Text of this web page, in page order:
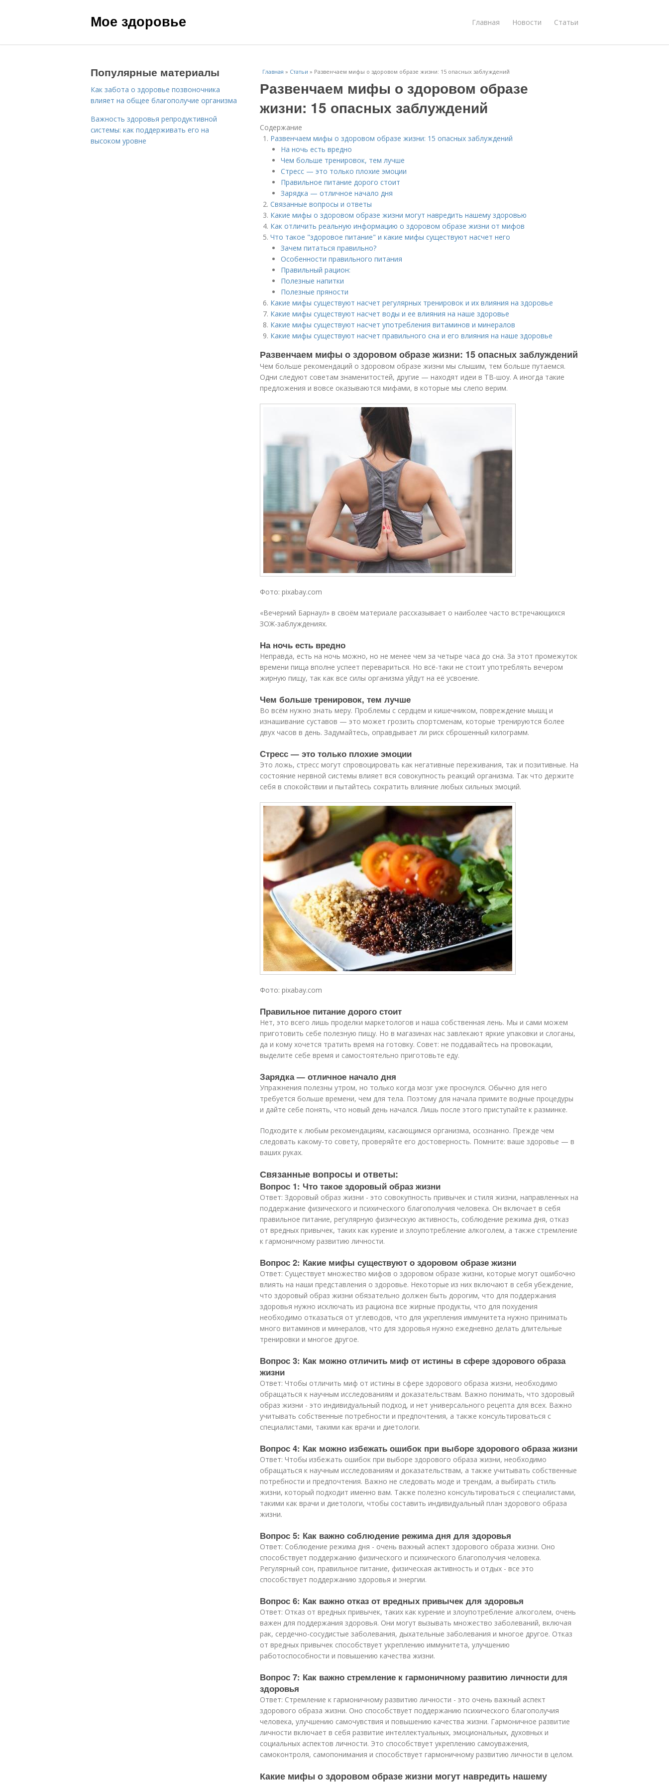
Мое здоровье Главная Новости Статьи
Главная » Статьи » Развенчаем мифы о здоровом образе жизни: 15 опасных заблуждений
Развенчаем мифы о здоровом образе
жизни: 15 опасных заблуждений
Содержание
Развенчаем мифы о здоровом образе жизни: 15 опасных заблуждений
На ночь есть вредно
Чем больше тренировок, тем лучше
Стресс — это только плохие эмоции
Правильное питание дорого стоит
Зарядка — отличное начало дня
Связанные вопросы и ответы
Какие мифы о здоровом образе жизни могут навредить нашему здоровью
Как отличить реальную информацию о здоровом образе жизни от мифов
Что такое "здоровое питание" и какие мифы существуют насчет него
Зачем питаться правильно?
Особенности правильного питания
Правильный рацион:
Полезные напитки
Полезные пряности
Какие мифы существуют насчет регулярных тренировок и их влияния на здоровье
Какие мифы существуют насчет воды и ее влияния на наше здоровье
Какие мифы существуют насчет употребления витаминов и минералов
Какие мифы существуют насчет правильного сна и его влияния на наше здоровье
Развенчаем мифы о здоровом образе жизни: 15 опасных заблуждений
Чем больше рекомендаций о здоровом образе жизни мы слышим, тем больше путаемся.
Одни следуют советам знаменитостей, другие — находят идеи в ТВ-шоу. А иногда такие
предложения и вовсе оказываются мифами, в которые мы слепо верим.
Фото: pixabay.com
«Вечерний Барнаул» в своём материале рассказывает о наиболее часто встречающихся
ЗОЖ-заблуждениях.
На ночь есть вредно
Неправда, есть на ночь можно, но не менее чем за четыре часа до сна. За этот промежуток
времени пища вполне успеет перевариться. Но всё-таки не стоит употреблять вечером
жирную пищу, так как все силы организма уйдут на её усвоение.
Чем больше тренировок, тем лучше
Во всём нужно знать меру. Проблемы с сердцем и кишечником, повреждение мышц и
изнашивание суставов — это может грозить спортсменам, которые тренируются более
двух часов в день. Задумайтесь, оправдывает ли риск сброшенный килограмм.
Стресс — это только плохие эмоции
Это ложь, стресс могут спровоцировать как негативные переживания, так и позитивные. На
состояние нервной системы влияет вся совокупность реакций организма. Так что держите
себя в спокойствии и пытайтесь сократить влияние любых сильных эмоций.
Фото: pixabay.com
Правильное питание дорого стоит
Нет, это всего лишь проделки маркетологов и наша собственная лень. Мы и сами можем
приготовить себе полезную пищу. Но в магазинах нас завлекают яркие упаковки и слоганы,
да и кому хочется тратить время на готовку. Совет: не поддавайтесь на провокации,
выделите себе время и самостоятельно приготовьте еду.
Зарядка — отличное начало дня
Упражнения полезны утром, но только когда мозг уже проснулся. Обычно для него
требуется больше времени, чем для тела. Поэтому для начала примите водные процедуры
и дайте себе понять, что новый день начался. Лишь после этого приступайте к разминке.
Подходите к любым рекомендациям, касающимся организма, осознанно. Прежде чем
следовать какому-то совету, проверяйте его достоверность. Помните: ваше здоровье — в
ваших руках.
Связанные вопросы и ответы:
Вопрос 1: Что такое здоровый образ жизни
Ответ: Здоровый образ жизни - это совокупность привычек и стиля жизни, направленных на
поддержание физического и психического благополучия человека. Он включает в себя
правильное питание, регулярную физическую активность, соблюдение режима дня, отказ
от вредных привычек, таких как курение и злоупотребление алкоголем, а также стремление
к гармоничному развитию личности.
Вопрос 2: Какие мифы существуют о здоровом образе жизни
Ответ: Существует множество мифов о здоровом образе жизни, которые могут ошибочно
влиять на наши представления о здоровье. Некоторые из них включают в себя убеждение,
что здоровый образ жизни обязательно должен быть дорогим, что для поддержания
здоровья нужно исключать из рациона все жирные продукты, что для похудения
необходимо отказаться от углеводов, что для укрепления иммунитета нужно принимать
много витаминов и минералов, что для здоровья нужно ежедневно делать длительные
тренировки и многое другое.
Вопрос 3: Как можно отличить миф от истины в сфере здорового образа
жизни
Ответ: Чтобы отличить миф от истины в сфере здорового образа жизни, необходимо
обращаться к научным исследованиям и доказательствам. Важно понимать, что здоровый
образ жизни - это индивидуальный подход, и нет универсального рецепта для всех. Важно
учитывать собственные потребности и предпочтения, а также консультироваться с
специалистами, такими как врачи и диетологи.
Вопрос 4: Как можно избежать ошибок при выборе здорового образа жизни
Ответ: Чтобы избежать ошибок при выборе здорового образа жизни, необходимо
обращаться к научным исследованиям и доказательствам, а также учитывать собственные
потребности и предпочтения. Важно не следовать моде и трендам, а выбирать стиль
жизни, который подходит именно вам. Также полезно консультироваться с специалистами,
такими как врачи и диетологи, чтобы составить индивидуальный план здорового образа
жизни.
Вопрос 5: Как важно соблюдение режима дня для здоровья
Ответ: Соблюдение режима дня - очень важный аспект здорового образа жизни. Оно
способствует поддержанию физического и психического благополучия человека.
Регулярный сон, правильное питание, физическая активность и отдых - все это
способствует поддержанию здоровья и энергии.
Вопрос 6: Как важно отказ от вредных привычек для здоровья
Ответ: Отказ от вредных привычек, таких как курение и злоупотребление алкоголем, очень
важен для поддержания здоровья. Они могут вызывать множество заболеваний, включая
рак, сердечно-сосудистые заболевания, дыхательные заболевания и многое другое. Отказ
от вредных привычек способствует укреплению иммунитета, улучшению
работоспособности и повышению качества жизни.
Вопрос 7: Как важно стремление к гармоничному развитию личности для
здоровья
Ответ: Стремление к гармоничному развитию личности - это очень важный аспект
здорового образа жизни. Оно способствует поддержанию психического благополучия
человека, улучшению самочувствия и повышению качества жизни. Гармоничное развитие
личности включает в себя развитие интеллектуальных, эмоциональных, духовных и
социальных аспектов личности. Это способствует укреплению самоуважения,
самоконтроля, самопонимания и способствует гармоничному развитию личности в целом.
Какие мифы о здоровом образе жизни могут навредить нашему
Популярные материалы
Как забота о здоровье позвоночника
влияет на общее благополучие организма
Важность здоровья репродуктивной
системы: как поддерживать его на
высоком уровне